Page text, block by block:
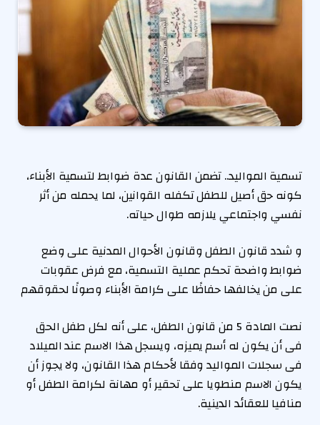
تسمية المواليد.. تضمن القانون عدة ضوابط لتسمية الأبناء،
كونه حق أصيل للطفل تكفله القوانين، لما يحمله من أثر
نفسي واجتماعي يلازمه طوال حياته.
و شدد قانون الطفل وقانون الأحوال المدنية على وضع
ضوابط واضحة تحكم عملية التسمية، مع فرض عقوبات
على من يخالفها حفاظًا على كرامة الأبناء وصونًا لحقوقهم
نصت المادة 5 من قانون الطفل، على أنه لكل طفل الحق
فى أن يكون له أسم يميزه، ويسجل هذا الاسم عند الميلاد
فى سجلات المواليد وفقا لأحكام هذا القانون، ولا يجوز أن
يكون الاسم منطويا على تحقير أو مهانة لكرامة الطفل أو
منافيا للعقائد الدينية.